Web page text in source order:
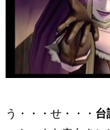
う・・・せ・・・ 台